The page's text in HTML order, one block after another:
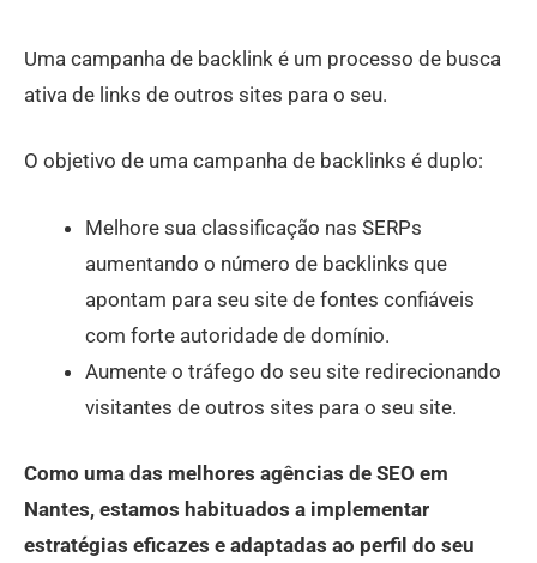
Uma campanha de backlink é um processo de busca
ativa de links de outros sites para o seu.
O objetivo de uma campanha de backlinks é duplo:
Melhore sua classificação nas SERPs
aumentando o número de backlinks que
apontam para seu site de fontes confiáveis ​​
com forte autoridade de domínio.
Aumente o tráfego do seu site redirecionando
visitantes de outros sites para o seu site.
Como uma das melhores agências de SEO em
Nantes, estamos habituados a implementar
estratégias eficazes e adaptadas ao perfil do seu